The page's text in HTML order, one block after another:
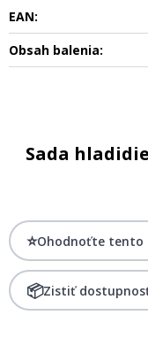
EAN:
Obsah balenia:
Sada
⭐Ohodnoťte tento
📦Zistiť